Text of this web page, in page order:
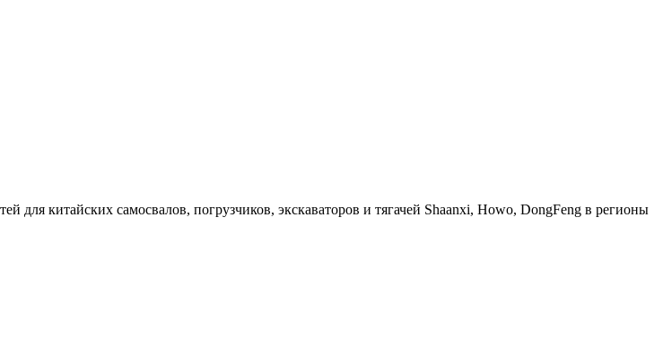
для китайских самосвалов, погрузчиков, экскаваторов и тягачей Shaanxi, Howo, DongFeng в регионы